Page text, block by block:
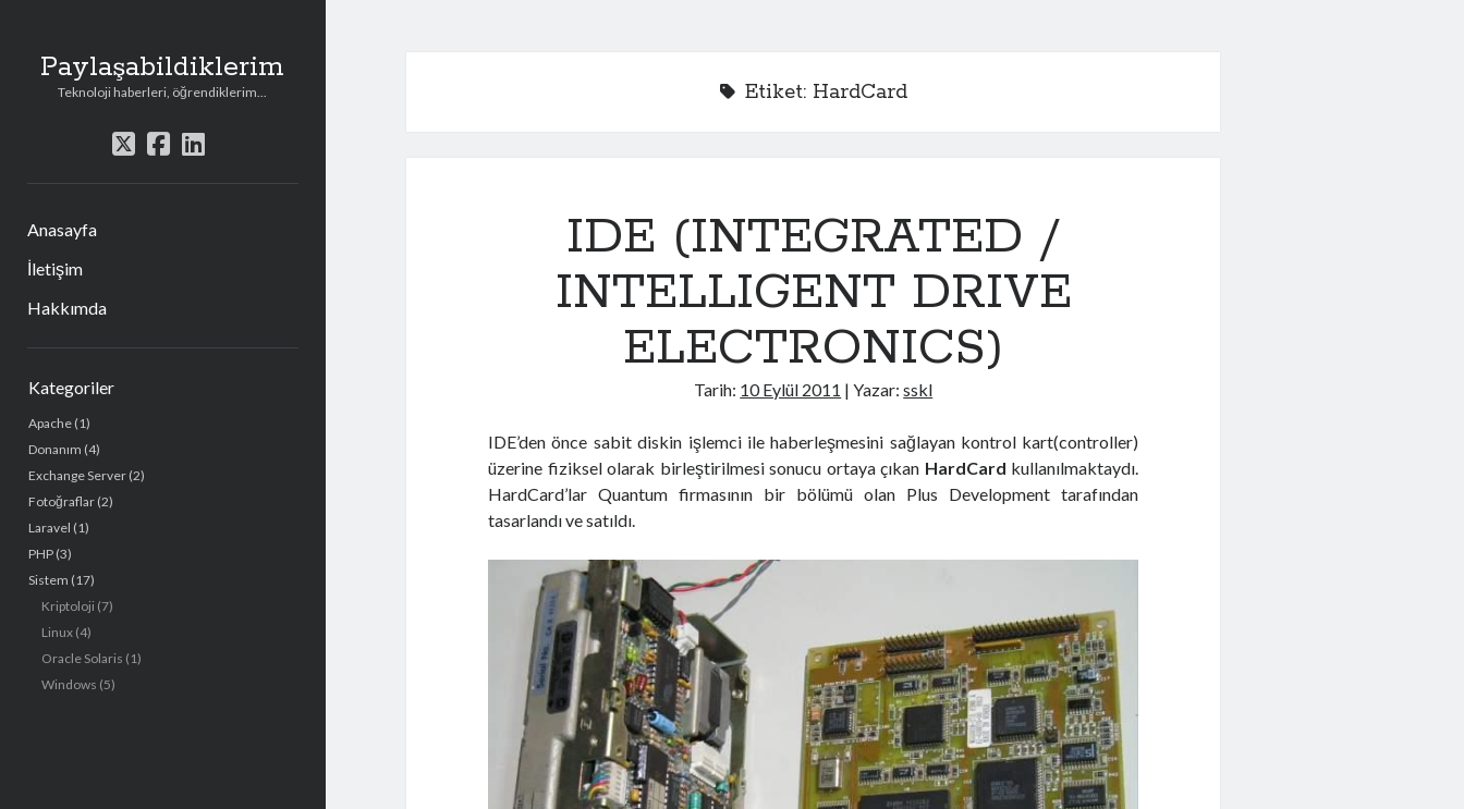
Paylaşabildiklerim
Teknoloji haberleri, öğrendiklerim...
t
i
f
c
l
n
Anasayfa
İletişim
Hakkımda
a
n
M
e
n
ü
Kategoriler
Apache(1)
Donanım (4)
Exchange Server(2)
Fotoğraflar(2)
Laravel (1)
PHP(3)
Sistem (17)
Kriptoloji (7)
Linux(4)
Oracle Solaris (1)
Windows (5)
Etiket: HardCard
IDE (INTEGRATED /
INTELLIGENT DRIVE
ELECTRONICS)
Tarih: 10 Eylül 2011 | Yazar:sskl
IDE’den önce sabit diskin işlemci ile haberleşmesini sağlayan kontrol kart(controller)
üzerine fiziksel olarak birleştirilmesi sonucu ortaya çıkan HardCard kullanılmaktaydı.
HardCard’lar Quantum firmasının bir bölümü olan Plus Development tarafından
tasarlandı ve satıldı.